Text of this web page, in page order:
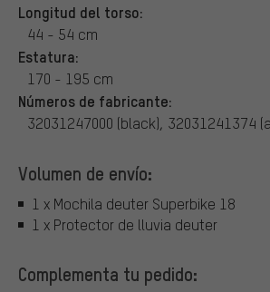
Longitud del torso:
44 - 54 cm
Estatura:
170 - 195 cm
Números de fabricante:
32031247000 (black), 32031241374
Volumen de envío:
1 x Mochila deuter Superbike 18
1 x Protector de lluvia deuter
Complementa tu pedido: